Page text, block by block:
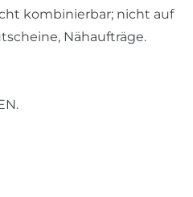
kombinierbar; nicht auf
Nähaufträge.